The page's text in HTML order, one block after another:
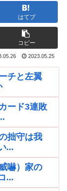
はてブ
コピー
2023.05.25
チと左翼
ード3連敗
拙守は我
...
嚇）家の
...